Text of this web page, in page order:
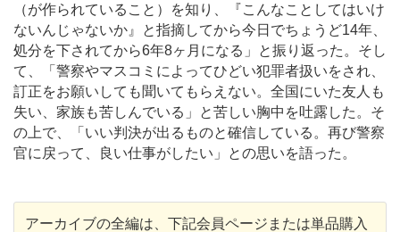
（が作られていること）を知り、『こんなことしてはいけ
ないんじゃないか』と指摘してから今日でちょうど14年、
処分を下されてから6年8ヶ月になる」と振り返った。そし
て、「警察やマスコミによってひどい犯罪者扱いをされ、
訂正をお願いしても聞いてもらえない。全国にいた友人も
失い、家族も苦しんでいる」と苦しい胸中を吐露した。そ
の上で、「いい判決が出るものと確信している。再び警察
官に戻って、良い仕事がしたい」との思いを語った。
アーカイブの全編は、下記会員ページまたは単品購入